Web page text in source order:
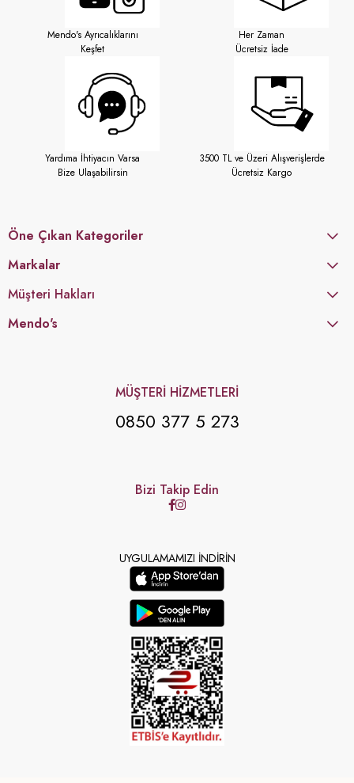
Mendo's Ayrıcalıklarını
Keşfet
Her Zaman
Ücretsiz İade
Yardıma İhtiyacın Varsa
Bize Ulaşabilirsin
3500 TL ve Üzeri Alışverişlerde
Ücretsiz Kargo
Öne Çıkan Kategoriler
Markalar
Müşteri Hakları
Mendo's
MÜŞTERİ HİZMETLERİ
0850 377 5 273
Bizi Takip Edin
UYGULAMAMIZI İNDİRİN